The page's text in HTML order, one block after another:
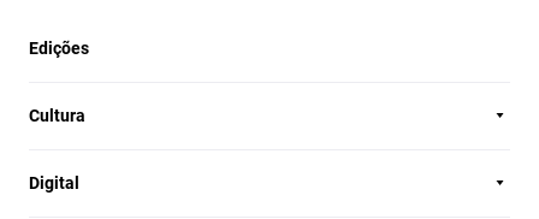
Edições
Cultura
Digital